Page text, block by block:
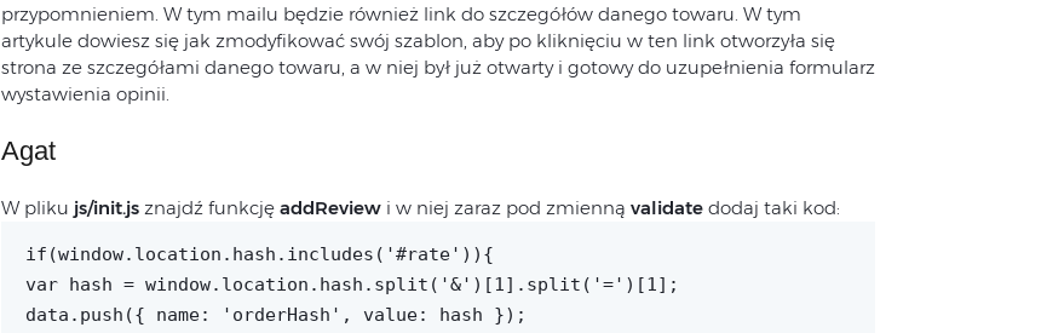
przypomnieniem. W tym mailu będzie również link do szczegółów danego towaru. W tym
artykule dowiesz się jak zmodyfikować swój szablon, aby po kliknięciu w ten link otworzyła się
strona ze szczegółami danego towaru, a w niej był już otwarty i gotowy do uzupełnienia formularz
wystawienia opinii.
Agat
W pliku js/init.jsznajdź funkcję addReviewi w niej zaraz pod zmienną validatedodaj taki kod:
if(window.location.hash.includes('#rate')){
var hash = window.location.hash.split('&')[1].split('=')[1];
data.push({ name: 'orderHash', value: hash });